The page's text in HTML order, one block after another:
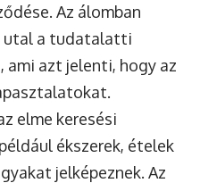
Az álomban
utal a tudatalatti
ami azt jelenti, hogy az
elme keresési
ékszerek, ételek
jelképeznek. Az